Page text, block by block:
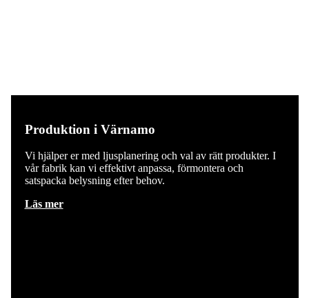
Produktion i Värnamo
Vi hjälper er med ljusplanering och val av rätt produkter. I
vår fabrik kan vi effektivt anpassa, förmontera och
satspacka belysning efter behov.
Läs mer